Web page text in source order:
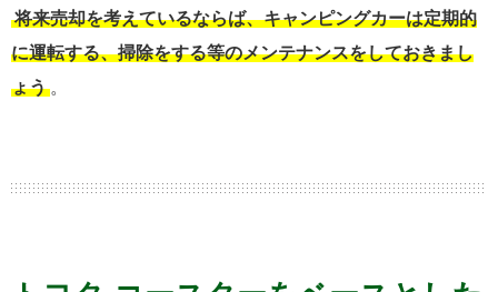
将来売却を考えているならば、キャンピングカーは定期的
に運転する、掃除をする等のメンテナンスをしておきまし
ょう 。